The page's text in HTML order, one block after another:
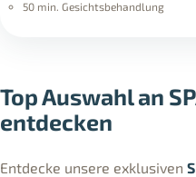
50 min. Gesichtsbehandlung
Top Auswahl an
entdecken
Entdecke unsere exklusiven